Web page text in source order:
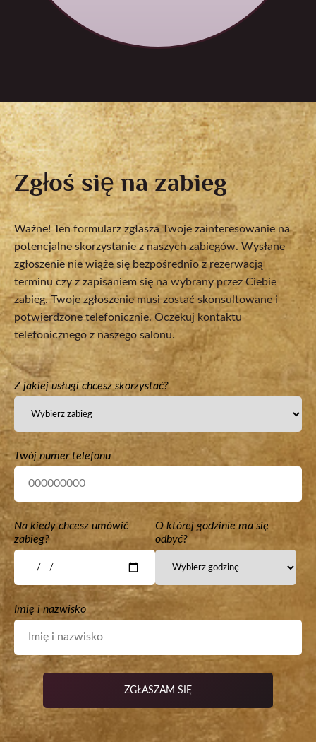
Zgłoś się na zabieg
Ważne! Ten formularz zgłasza Twoje zainteresowanie na
potencjalne skorzystanie z naszych zabiegów. Wysłane
zgłoszenie nie wiąże się bezpośrednio z rezerwacją
terminu czy z zapisaniem się na wybrany przez Ciebie
zabieg. Twoje zgłoszenie musi zostać skonsultowane i
potwierdzone telefonicznie. Oczekuj kontaktu
telefonicznego z naszego salonu.
Z jakiej usługi chcesz skorzystać?
Twój numer telefonu
Na kiedy chcesz umówić
zabieg?
O której godzinie ma się
odbyć?
Imię i nazwisko
ZGŁASZAM SIĘ